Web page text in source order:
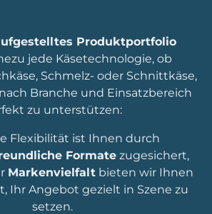
Produktportfolio
jede Käsetechnologie, ob
Schmelz- oder Schnittkäse,
Branche und Einsatzbereich
zu unterstützen:
Flexibilität ist Ihnen durch
Formate zugesichert,
Markenvielfaltbieten wir Ihnen
Ihr Angebot gezielt in Szene zu
setzen.